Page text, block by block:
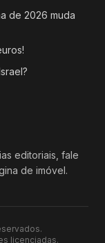
de 2026 muda
editoriais, fale
de imóvel.
licenciadas.